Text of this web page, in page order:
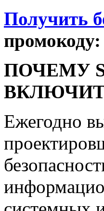
Получить
промокоду:
ПОЧЕМУ
Ежегодно